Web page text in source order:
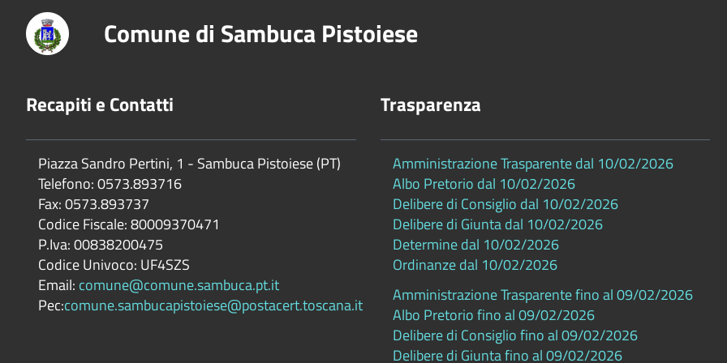
Comune di Sambuca Pistoiese
Recapiti e Contatti
Piazza Sandro Pertini, 1 - Sambuca Pistoiese (PT)
Telefono: 0573.893716
Fax: 0573.893737
Codice Fiscale: 80009370471
P.Iva: 00838200475
Codice Univoco: UF4SZS
Email: comune@comune.sambuca.pt.it
Pec:comune.sambucapistoiese@postacert.toscana.it
Trasparenza
Amministrazione Trasparente dal 10/02/2026
Albo Pretorio dal 10/02/2026
Delibere di Consiglio dal 10/02/2026
Delibere di Giunta dal 10/02/2026
Determine dal 10/02/2026
Ordinanze dal 10/02/2026
Amministrazione Trasparente fino al 09/02/2026
Albo Pretorio fino al 09/02/2026
Delibere di Consiglio fino al 09/02/2026
Delibere di Giunta fino al 09/02/2026